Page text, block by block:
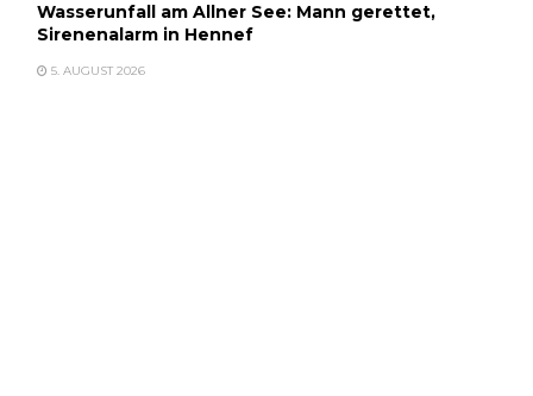
Wasserunfall am Allner See: Mann gerettet,
Sirenenalarm in Hennef
5. AUGUST 2026